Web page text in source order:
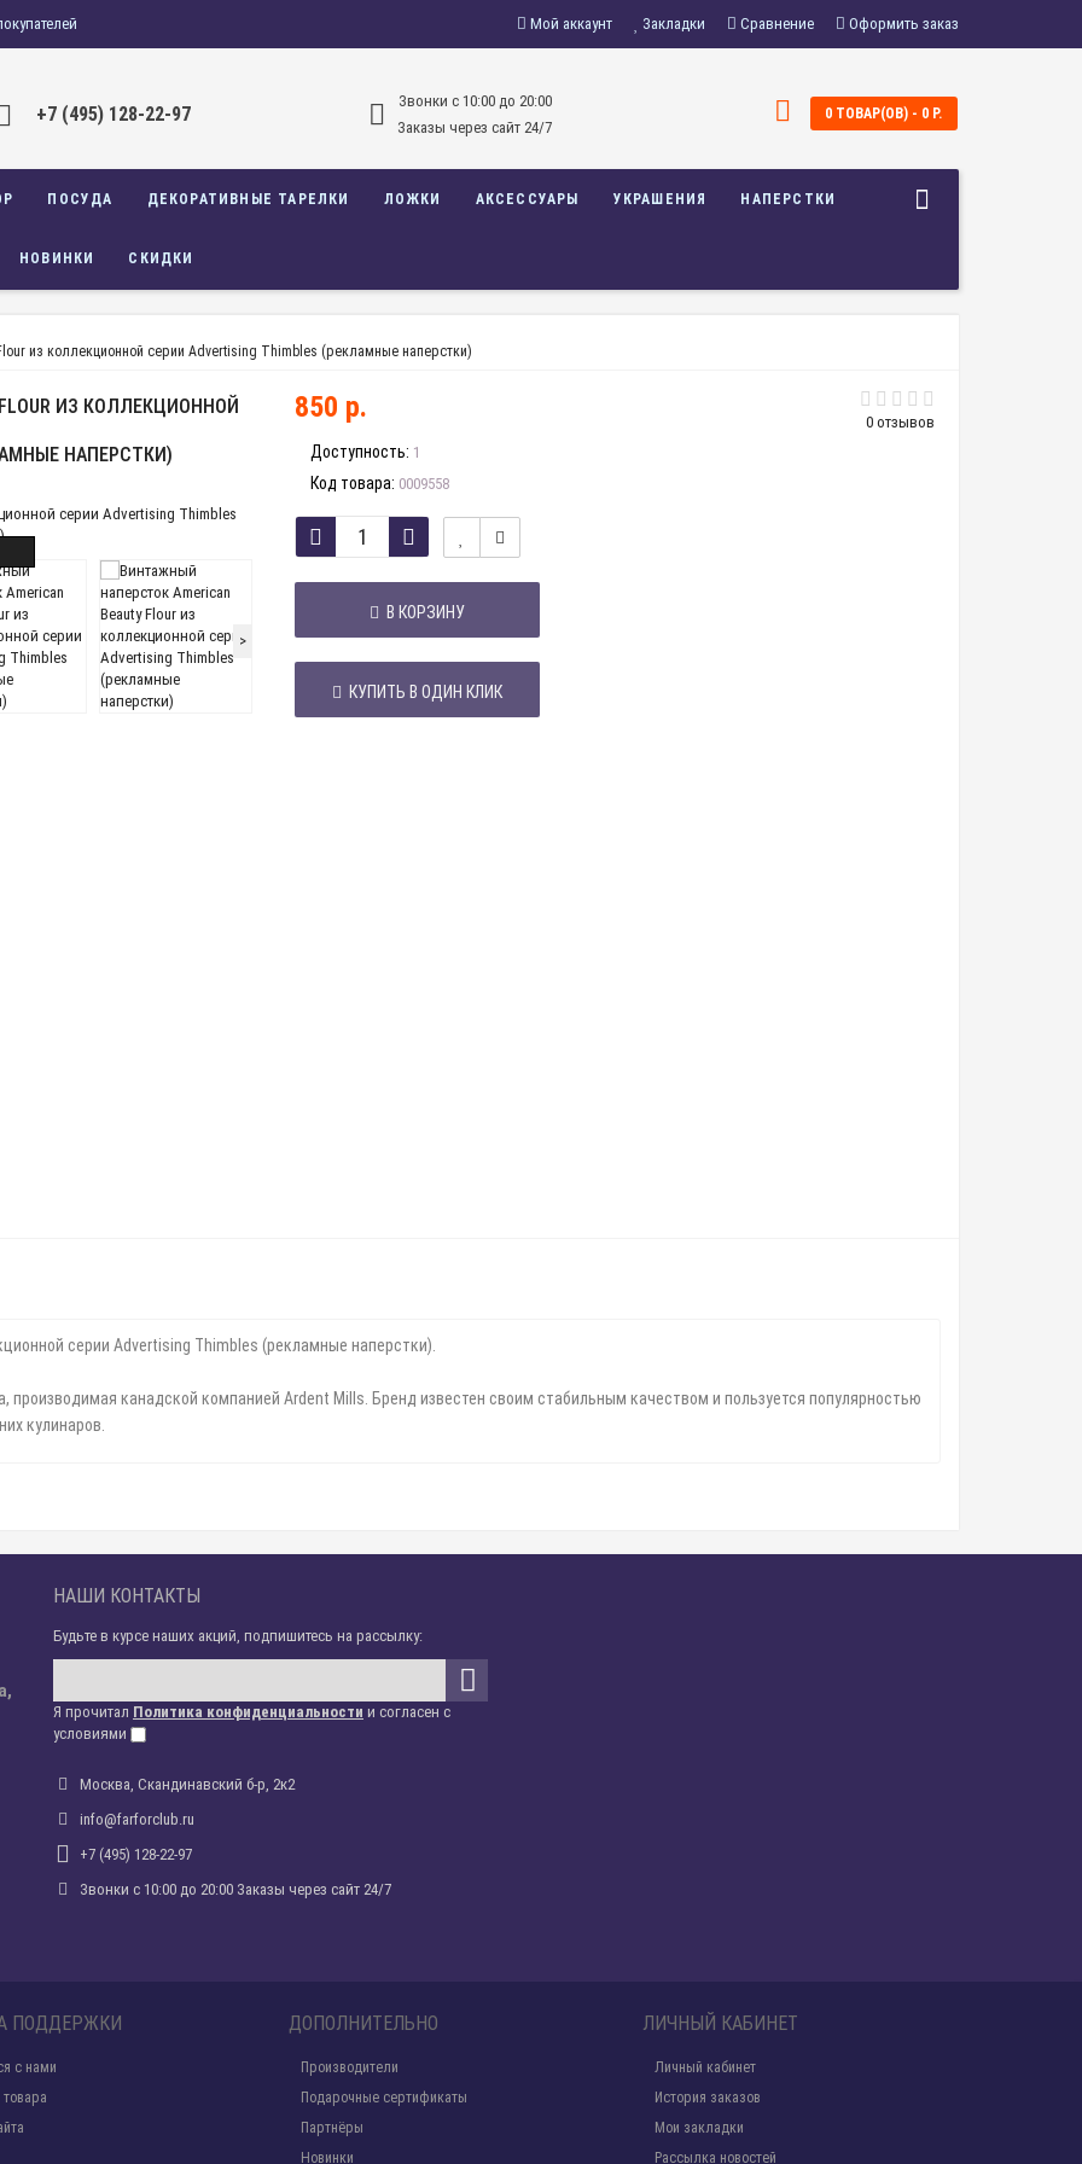
Мой аккаунт Закладки Сравнение Оформить заказ
+7 (495) 128-22-97
Звонки c 10:00 до 20:00
Заказы через сайт 24/7
0 ТОВАР(ОВ) - 0 Р.
ПОСУДА ДЕКОРАТИВНЫЕ ТАРЕЛКИ ЛОЖКИ АКСЕССУАРЫ УКРАШЕНИЯ НАПЕРСТКИ
НОВИНКИ СКИДКИ
из коллекционной серии Advertising Thimbles (рекламные наперстки)
ИЗ КОЛЛЕКЦИОННОЙ
НАПЕРСТКИ)
>
0 отзывов
850 р.
Доступность: 1
Код товара: 0009558
В КОРЗИНУ
КУПИТЬ В ОДИН КЛИК
серии Advertising Thimbles (рекламные наперстки).
производимая канадской компанией Ardent Mills. Бренд известен своим стабильным качеством и пользуется популярностью
кулинаров.
НАШИ КОНТАКТЫ
Будьте в курсе наших акций, подпишитесь на рассылку:
Я прочитал Политика конфиденциальности и согласен с
условиями
Москва, Скандинавский б-р, 2к2
info@farforclub.ru
+7 (495) 128-22-97
Звонки c 10:00 до 20:00 Заказы через сайт 24/7
ПОДДЕРЖКИ
с нами
ДОПОЛНИТЕЛЬНО
Производители
Подарочные сертификаты
Партнёры
Новинки
ЛИЧНЫЙ КАБИНЕТ
Личный кабинет
История заказов
Мои закладки
Рассылка новостей